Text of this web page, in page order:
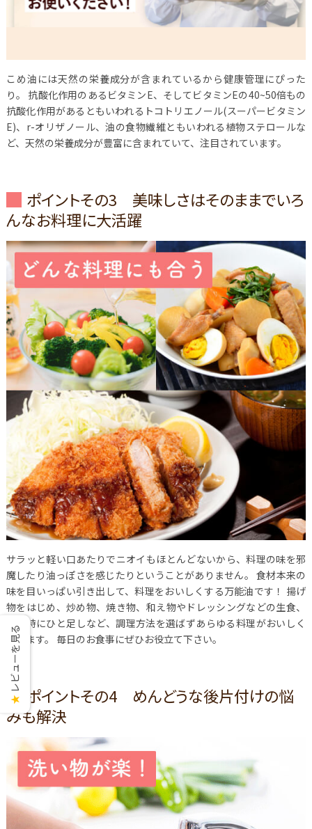
こめ油には天然の栄養成分が含まれているから健康管理にぴった
り。
抗酸化作用のあるビタミンE、そしてビタミンEの40~50倍もの
抗酸化作用があるともいわれるトコトリエノール(スーパービタミン
E)、r-オリザノール、油の食物繊維ともいわれる植物ステロールな
ど、天然の栄養成分が豊富に含まれていて、注目されています。
ポイントその3 美味しさはそのままでいろ
んなお料理に大活躍
サラッと軽い口あたりでニオイもほとんどないから、料理の味を邪
魔したり油っぽさを感じたりということがありません。 食材本来の
味を目いっぱい引き出して、料理をおいしくする万能油です！ 揚げ
物をはじめ、炒め物、焼き物、和え物やドレッシングなどの生食、
炊飯時にひと足しなど、調理方法を選ばずあらゆる料理がおいしく
なります。
毎日のお食事にぜひお役立て下さい。
ポイントその4 めんどうな後片付けの悩
みも解決
★
レビューを見る